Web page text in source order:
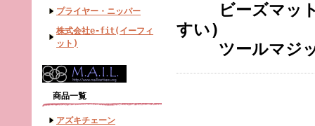
プライヤー・ニッパー
株式会社e-fit(イーフィ
ット)
商品一覧
アズキチェーン
ビーズマッ
すい)
ツールマジッ